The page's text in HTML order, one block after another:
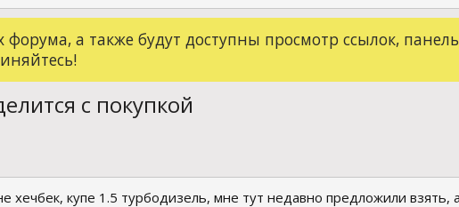
а также будут доступны просмотр ссылок,
с покупкой
хечбек, купе 1.5 турбодизель, мне тут недавно предложили взять,